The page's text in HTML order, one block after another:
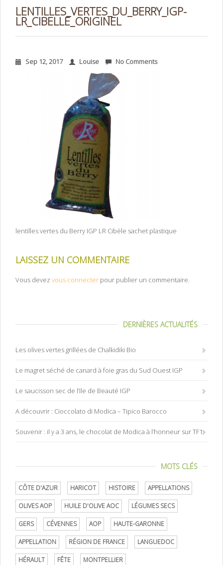
LENTILLES_VERTES_DU_BERRY_IGP-
LR_CIBELLE_ORIGINEL
Sep 12, 2017 Louise No Comments
lentilles vertes du Berry IGP LR Cibèle sachet plastique
LAISSEZ UN COMMENTAIRE
Vous devez vous connecter pour publier un commentaire.
DERNIÈRES ACTUALITÉS
Les olives vertes grillées de Chalkidiki Bio
Le magret séché de canard à foie gras du Sud Ouest IGP
Le saucisson sec de l’Ile de Beauté IGP
A découvrir : Cioccolato di Modica – Tipico Barocco
Souvenir : il y a 3 ans, le chocolat de Modica à l’honneur sur TF1
MOTS CLÉS
CÔTE D'AZUR HARICOT HISTOIRE APPELLATIONS
OLIVES AOP HUILE D'OLIVE AOC LÉGUMES SECS
GERS CÉVENNES AOP HAUTE-GARONNE
APPELLATION RÉGION DE FRANCE LANGUEDOC
HÉRAULT FÊTE MONTPELLIER